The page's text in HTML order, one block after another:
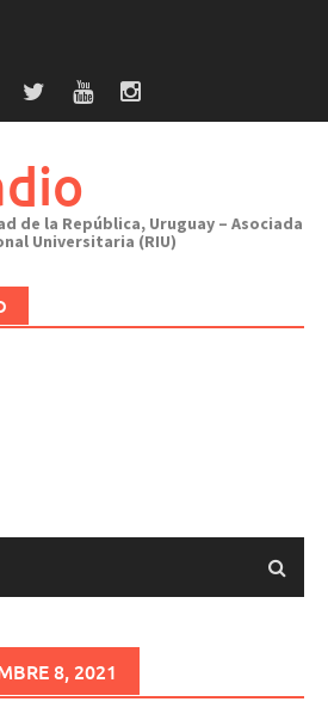
de la República, Uruguay – Asociada
Universitaria (RIU)
8, 2021